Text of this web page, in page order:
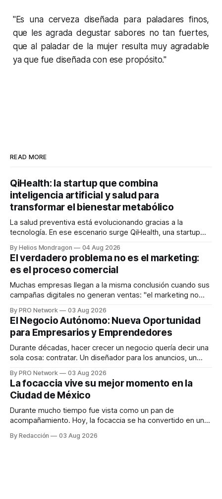
"Es una cerveza diseñada para paladares finos,
que les agrada degustar sabores no tan fuertes,
que al paladar de la mujer resulta muy agradable
ya que fue diseñada con ese propósito."
READ MORE
QiHealth: la startup que combina
inteligencia artificial y salud para
transformar el bienestar metabólico
La salud preventiva está evolucionando gracias a la
tecnología. En ese escenario surge QiHealth, una startup
dispositivos inteligentes, inteligencia artificial y monitoreo
en tiempo real para ayudar a las personas a tomar mejores
decisiones sobre su salud metabólica. Su propuesta busca
responder
By Helios Mondragon 04 Aug 2026
El verdadero problema no es el marketing:
es el proceso comercial
Muchas empresas llegan a la misma conclusión cuando sus
campañas digitales no generan ventas: "el marketing no
INTERIUS, el problema suele estar en otro lugar. Durante
una entrevista para el podcast SER PRO, el especialista en
marketing digital explicó que
By PRO Network 03 Aug 2026
El Negocio Autónomo: Nueva Oportunidad
para Empresarios y Emprendedores
Durante décadas, hacer crecer un negocio quería decir una
sola cosa: contratar. Un diseñador para los anuncios, un
para los textos, alguien que supiera de publicidad digital
para encontrar prospectos, un vendedor para atender
llamadas y mensajes, y —con suerte— una persona
By PRO Network 03 Aug 2026
La focaccia vive su mejor momento en la
Ciudad de México
Durante mucho tiempo fue vista como un pan de
acompañamiento. Hoy, la focaccia se ha convertido en uno
artesanal, ingredientes de calidad y experiencias que
By Redacción 03 Aug 2026